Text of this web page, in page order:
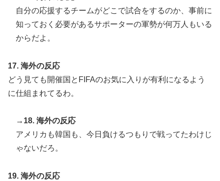
自分の応援するチームがどこで試合をするのか、事前に
知っておく必要があるサポーターの軍勢が何万人もいる
からだよ。
17. 海外の反応
どう見ても開催国とFIFAのお気に入りが有利になるよう
に仕組まれてるわ。
→18. 海外の反応
アメリカも韓国も、今日負けるつもりで戦ってたわけじ
ゃないだろ。
19. 海外の反応